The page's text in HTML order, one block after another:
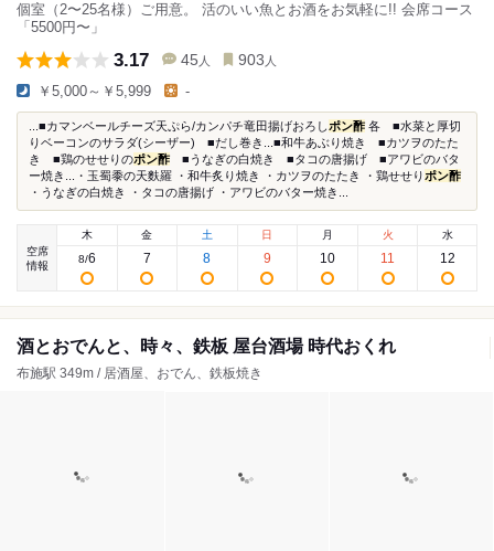
個室（2〜25名様）ご用意。 活のいい魚とお酒をお気軽に!! 会席コース
「5500円〜」
3.17 45 人 903 人
￥5,000～￥5,999 -
...■カマンベールチーズ天ぷら/カンパチ竜田揚げおろし ポン酢 各 ■水菜と厚切
りベーコンのサラダ(シーザー) ■だし巻き...■和牛あぶり焼き ■カツヲのたた
き ■鶏のせせりのポン酢 ■うなぎの白焼き ■タコの唐揚げ ■アワビのバタ
ー焼き...・玉蜀黍の天麩羅 ・和牛炙り焼き ・カツヲのたたき ・鶏せせり ポン酢
・うなぎの白焼き ・タコの唐揚げ ・アワビのバター焼き...
空席
情報
木
8/6
金
7
土
8
日
9
月
10
火
11
水
12
酒とおでんと、時々、鉄板 屋台酒場 時代おくれ
布施駅 349m / 居酒屋、おでん、鉄板焼き